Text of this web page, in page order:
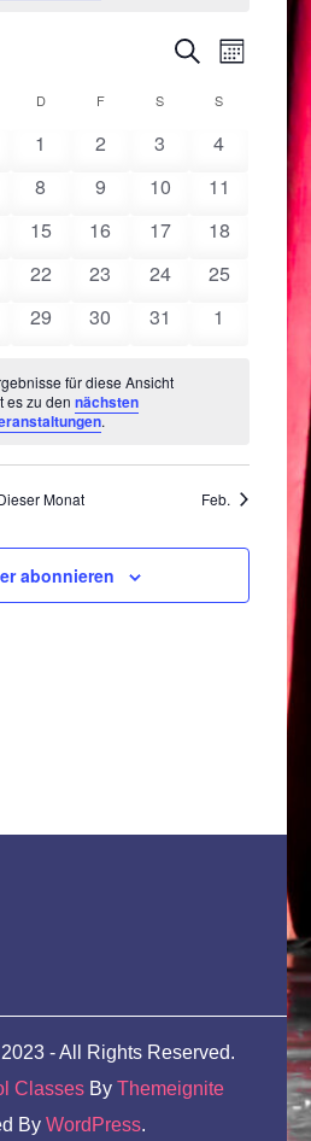
Ansichten,
Suche
Monat
D DONNERSTAG
FFREITAGS SAMSTAG
S
0
1
0
2
0
3
0
4
0
8
0
9
0
10
0
11
0
15
0
16
0
Veranstaltungen
17
0
18
0
22
0
23
0
Veranstaltungen
24
0
25
0
29
0
30
0
Veranstaltungen
31
0
1
für diese Ansicht
es zu dennächsten
.
Monat Feb.
abonnieren
- All Rights Reserved.
ClassesBy Themeignite
By WordPress.